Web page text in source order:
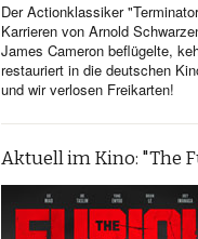
Der Actionklassiker
Karrieren von Arnold
James Cameron beflügelte,
restauriert in die deutschen
und wir verlosen Freikarten!
Aktuell im Kino: "The